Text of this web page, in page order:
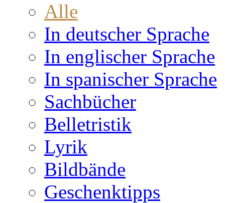
Alle
In deutscher Sprache
In englischer Sprache
In spanischer Sprache
Sachbücher
Belletristik
Lyrik
Bildbände
Geschenktipps